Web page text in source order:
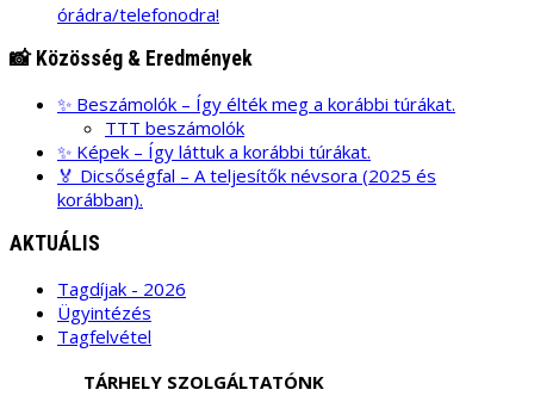
órádra/telefonodra!
📸 Közösség & Eredmények
✨ Beszámolók – Így élték meg a korábbi túrákat.
TTT beszámolók
✨ Képek – Így láttuk a korábbi túrákat.
🏅 Dicsőségfal – A teljesítők névsora (2025 és
korábban).
AKTUÁLIS
Tagdíjak - 2026
Ügyintézés
Tagfelvétel
TÁRHELY SZOLGÁLTATÓNK